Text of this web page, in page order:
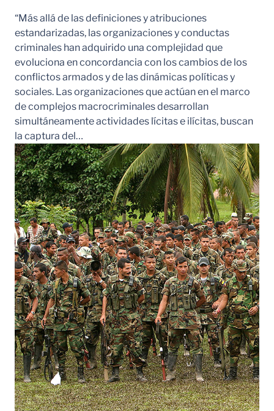
“Más allá de las definiciones y atribuciones
estandarizadas, las organizaciones y conductas
criminales han adquirido una complejidad que
evoluciona en concordancia con los cambios de los
conflictos armados y de las dinámicas políticas y
sociales. Las organizaciones que actúan en el marco
de complejos macrocriminales desarrollan
simultáneamente actividades lícitas e ilícitas, buscan
la captura del…